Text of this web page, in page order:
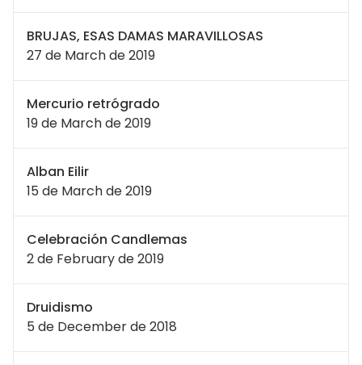
BRUJAS, ESAS DAMAS MARAVILLOSAS
27 de March de 2019
Mercurio retrógrado
19 de March de 2019
Alban Eilir
15 de March de 2019
Celebración Candlemas
2 de February de 2019
Druidismo
5 de December de 2018